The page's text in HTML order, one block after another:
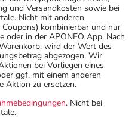
und Versandkosten sowie bei
Nicht mit anderen
kombinierbar und nur
oder in der APONEO App. Nach
wird der Wert des
abgezogen. Wir
bei Vorliegen eines
ggf. mit einem anderen
Aktion zu ersetzen.
. Nicht bei